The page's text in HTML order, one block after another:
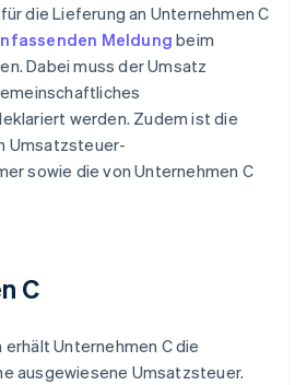
die Lieferung an Unternehmen C
Meldungbeim
Dabei muss der Umsatz
werden. Zudem ist die
Umsatzsteuer-
sowie die von Unternehmen C
C
Unternehmen C die
ausgewiesene Umsatzsteuer.